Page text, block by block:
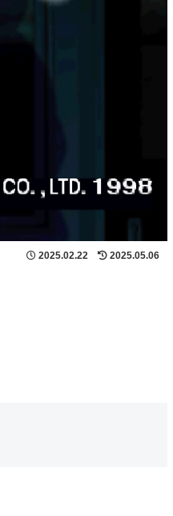
2025.02.22 2025.05.06